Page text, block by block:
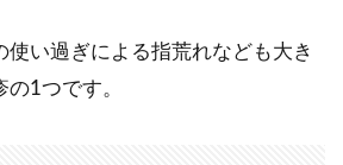
使い過ぎによる指荒れなども大き
1つです。